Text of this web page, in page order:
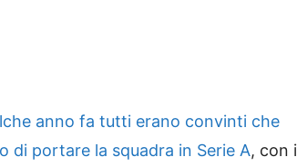
anno fa tutti erano convinti che
di portare la squadra in Serie A, con